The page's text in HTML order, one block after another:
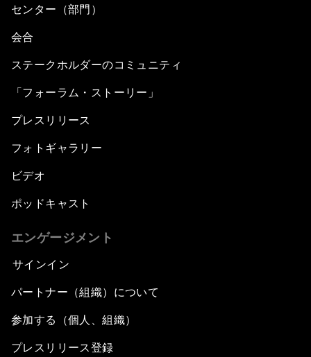
センター（部門）
会合
ステークホルダーのコミュニティ
「フォーラム・ストーリー」
プレスリリース
フォトギャラリー
ビデオ
ポッドキャスト
エンゲージメント
サインイン
パートナー（組織）について
参加する（個人、組織）
プレスリリース登録